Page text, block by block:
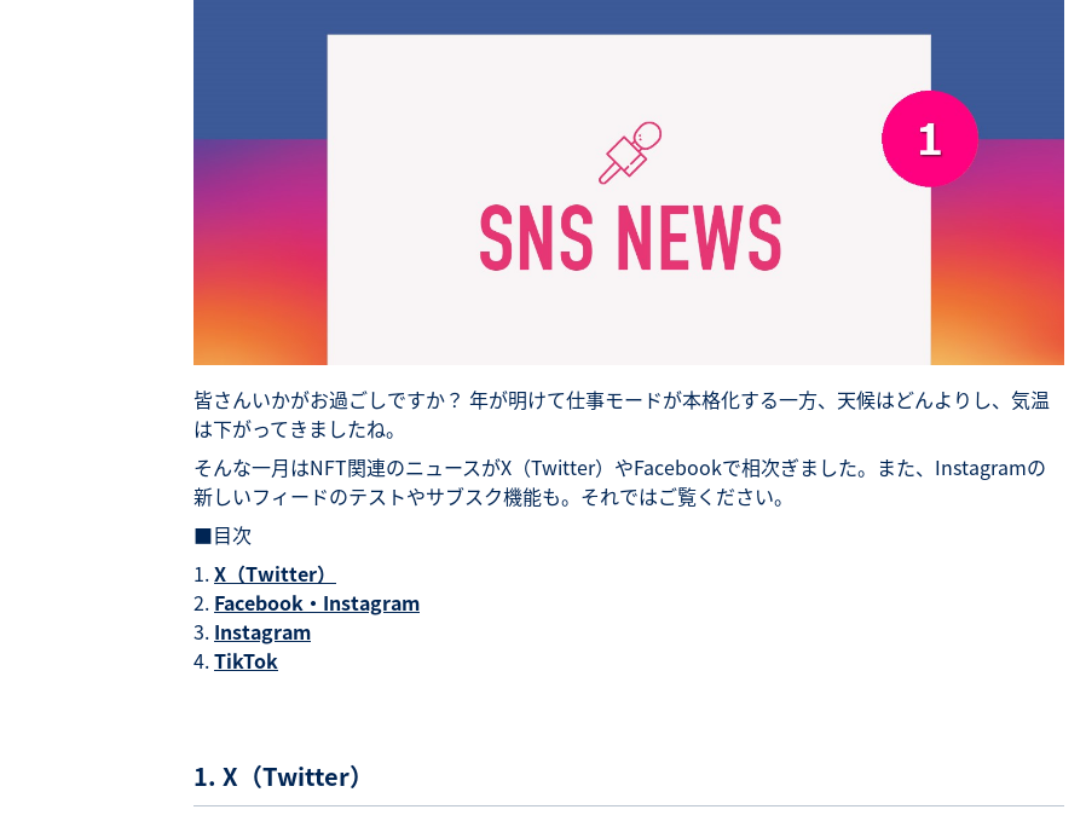
皆さんいかがお過ごしですか？ 年が明けて仕事モードが本格化する一方、天候はどんよりし、気温
は下がってきましたね。
そんな一月はNFT関連のニュースがX（Twitter）やFacebookで相次ぎました。また、Instagramの
新しいフィードのテストやサブスク機能も。それではご覧ください。
■目次
X（Twitter）
Facebook・Instagram
Instagram
TikTok
1. X（Twitter）